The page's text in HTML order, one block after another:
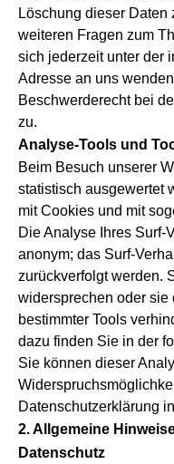
Löschung dieser
weiteren Fragen zum
sich jederzeit unter der
Adresse an uns
Beschwerderecht bei
zu.
Analyse-Tools und
Beim Besuch unserer
statistisch ausgewertet
mit Cookies und mit
Die Analyse Ihres Surf-
anonym; das Surf-
zurückverfolgt werden.
widersprechen oder sie
bestimmter Tools
dazu finden Sie in der
Sie können dieser
Datenschutzerklärung
2. Allgemeine
Datenschutz